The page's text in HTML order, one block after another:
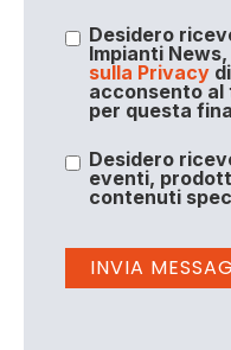
Desidero
Impianti
sulla Privacydi
acconsento
per questa
Desidero
eventi,
contenuti